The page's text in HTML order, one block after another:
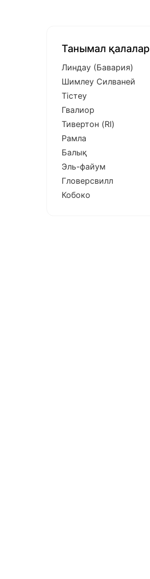
Танымал қалалар
Линдау (Бавария)
Шимлеу Силваней
Тістеу
Гвалиор
Тивертон (RI)
Рамла
Балық
Эль-файум
Гловерсвилл
Кобоко